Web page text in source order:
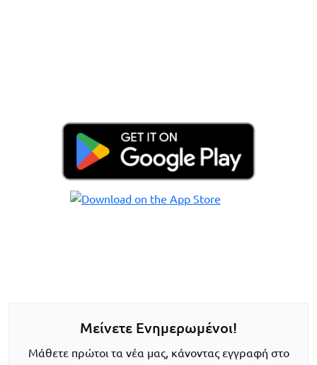
Μείνετε Ενημερωμένοι!
Μάθετε πρώτοι τα νέα μας, κάνοντας εγγραφή στο